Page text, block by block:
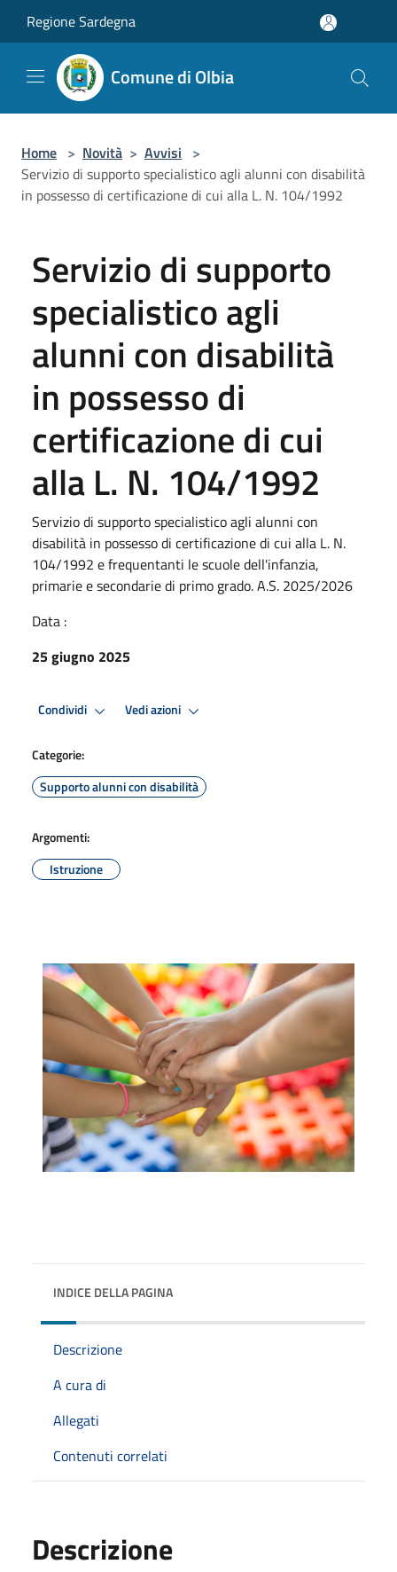
Regione Sardegna
Comune di Olbia
Home > Novità > Avvisi >
Servizio di supporto specialistico agli alunni con disabilità
in possesso di certificazione di cui alla L. N. 104/1992
Servizio di supporto
specialistico agli
alunni con disabilità
in possesso di
certificazione di cui
alla L. N. 104/1992
Servizio di supporto specialistico agli alunni con
disabilità in possesso di certificazione di cui alla L. N.
104/1992 e frequentanti le scuole dell'infanzia,
primarie e secondarie di primo grado. A.S. 2025/2026
Data :
25 giugno 2025
Condividi Vedi azioni
Categorie:
Supporto alunni con disabilità
Argomenti:
Istruzione
INDICE DELLA PAGINA
Descrizione
A cura di
Allegati
Contenuti correlati
Descrizione